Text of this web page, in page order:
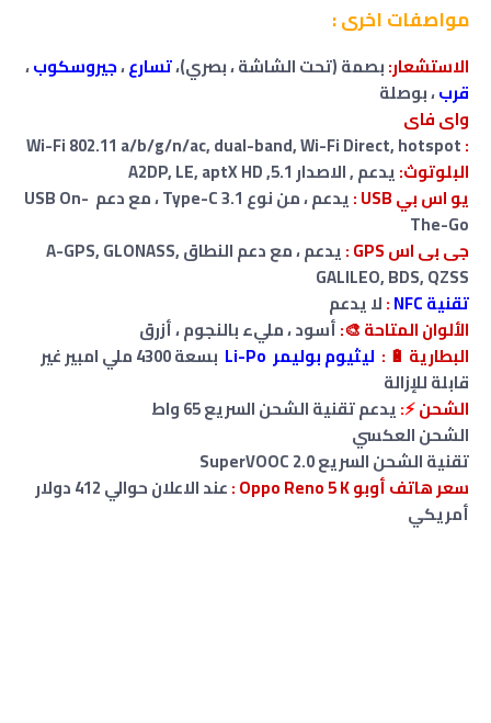
مواصفات اخرى :
الاستشعار:بصمة (تحت الشاشة ، بصري)،تسارع،جيروسكوب،
قرب، بوصلة
واى فاى
:
Wi-Fi 802.11 a/b/g/n/ac, dual-band, Wi-Fi Direct, hotspot
البلوتوث:يدعم , الاصدار 5.1, A2DP, LE, aptX HD
يو اس بي USB :
يدعم ، من نوع Type-C 3.1 ، مع دعم USB On-
The-Go
جى بى اس GPS :
يدعم ، مع دعم النطاق A-GPS, GLONASS,
GALILEO, BDS, QZSS
تقنية NFC
:لا يدعم
الألوان المتاحة 🎨:أسود ، مليء بالنجوم ، أزرق
البطارية 🔋
: ليثيوم بوليمر Li-Po
بسعة 4300 ملي امبير غير
قابلة للإزالة
الشحن⚡:يدعم تقنية الشحن السريع 65 واط
الشحن العكسي
تقنية الشحن السريع SuperVOOC 2.0
سعر هاتف أوبو Oppo Reno 5 K :
عند الاعلان حوالي 412 دولار
أمريكي